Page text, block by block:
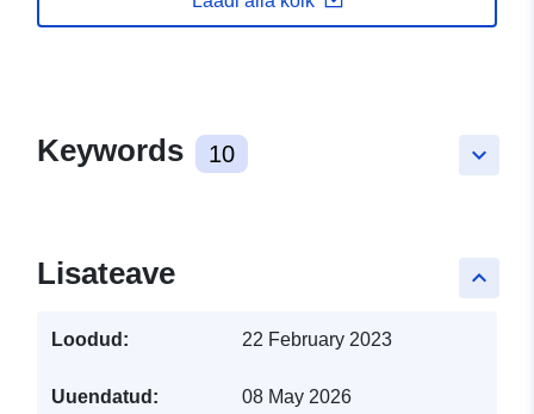
keyboard_arrow_down
Keywords 10
keyboard_arrow_up
Lisateave
Loodud: 22 February 2023
Uuendatud: 08 May 2026